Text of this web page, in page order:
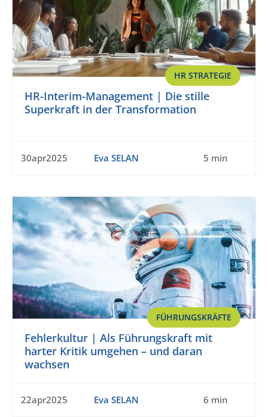
HR STRATEGIE
HR-Interim-Management | Die stille
Superkraft in der Transformation
30apr2025 Eva SELAN 5 min
FÜHRUNGSKRÄFTE
Fehlerkultur | Als Führungskraft mit
harter Kritik umgehen – und daran
wachsen
22apr2025 Eva SELAN 6 min